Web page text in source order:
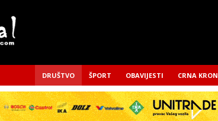
DRUŠTVO ŠPORT OBAVIJESTI CRNA